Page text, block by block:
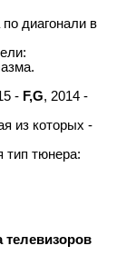
диагонали в
- F,G, 2014 -
из которых -
тип тюнера:
телевизоров